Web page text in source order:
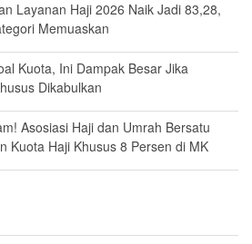
Layanan Haji 2026 Naik Jadi 83,28,
Memuaskan
Kuota, Ini Dampak Besar Jika
Dikabulkan
Asosiasi Haji dan Umrah Bersatu
Kuota Haji Khusus 8 Persen di MK